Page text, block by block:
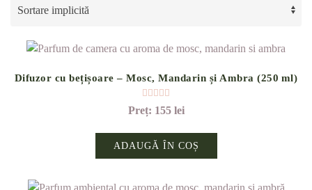
Difuzor cu bețișoare – Mosc, Mandarin și Ambra (250 ml)
155 lei
ADAUGĂ ÎN COȘ